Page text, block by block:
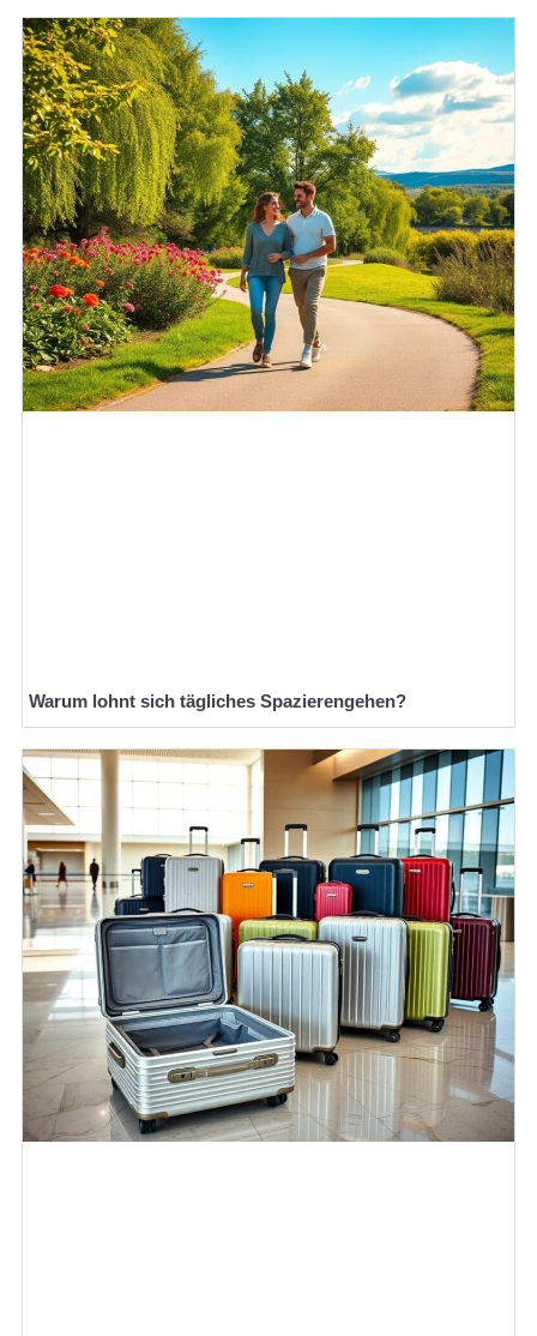
Warum lohnt sich tägliches Spazierengehen?